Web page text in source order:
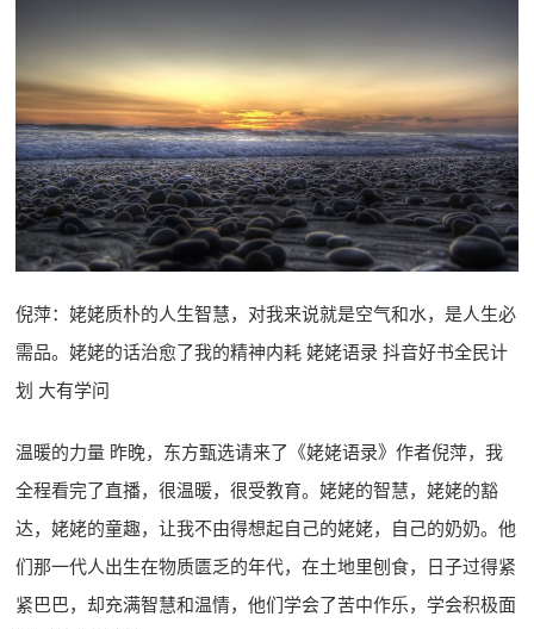
倪萍：姥姥质朴的人生智慧，对我来说就是空气和水，是人生必
需品。姥姥的话治愈了我的精神内耗 姥姥语录 抖音好书全民计
划 大有学问
温暖的力量 昨晚，东方甄选请来了《姥姥语录》作者倪萍，我
全程看完了直播，很温暖，很受教育。姥姥的智慧，姥姥的豁
达，姥姥的童趣，让我不由得想起自己的姥姥，自己的奶奶。他
们那一代人出生在物质匮乏的年代，在土地里刨食，日子过得紧
紧巴巴，却充满智慧和温情，他们学会了苦中作乐，学会积极面